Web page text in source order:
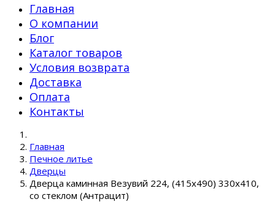
Главная
О компании
Блог
Каталог товаров
Условия возврата
Доставка
Оплата
Контакты
Главная
Печное литье
Дверцы
Дверца каминная Везувий 224, (415х490) 330х410,
со стеклом (Антрацит)